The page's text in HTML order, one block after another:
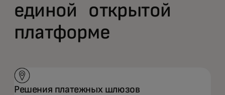
единой открытой
платформе
Решения платежных шлюзов